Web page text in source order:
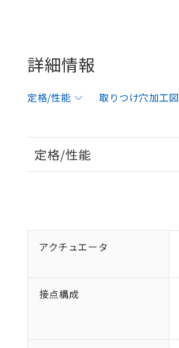
詳細情報
定格/性能 取りつけ穴加工図
定格/性能
アクチュエータ
接点構成